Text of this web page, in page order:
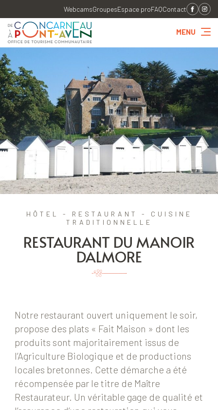
WebcamsGroupesEspace proFAQContact
MENU
HÔTEL - RESTAURANT - CUISINE
TRADITIONNELLE
RESTAURANT DU MANOIR
DALMORE
Notre restaurant ouvert uniquement le soir,
propose des plats « Fait Maison » dont les
produits sont majoritairement issus de
l’Agriculture Biologique et de productions
locales bretonnes. Cette démarche a été
récompensée par le titre de Maître
Restaurateur. Un véritable gage de qualité et